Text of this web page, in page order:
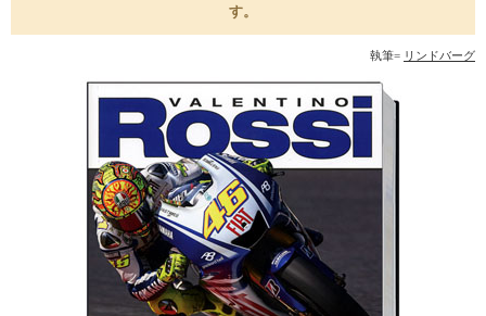
す。
執筆= リンドバーグ